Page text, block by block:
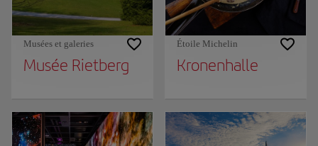
Musées et galeries
Musée Rietberg
Étoile Michelin
Kronenhalle